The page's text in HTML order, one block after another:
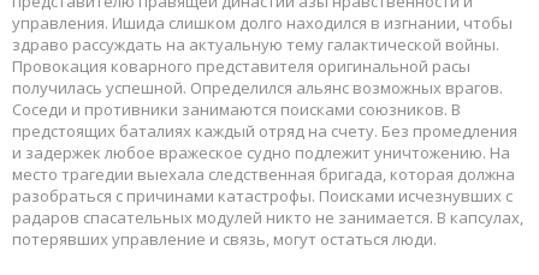
управления. Ишида слишком долго находился в изгнании, чтобы
здраво рассуждать на актуальную тему галактической войны.
Провокация коварного представителя оригинальной расы
получилась успешной. Определился альянс возможных врагов.
Соседи и противники занимаются поисками союзников. В
предстоящих баталиях каждый отряд на счету. Без промедления
и задержек любое вражеское судно подлежит уничтожению. На
место трагедии выехала следственная бригада, которая должна
разобраться с причинами катастрофы. Поисками исчезнувших с
радаров спасательных модулей никто не занимается. В капсулах,
потерявших управление и связь, могут остаться люди.